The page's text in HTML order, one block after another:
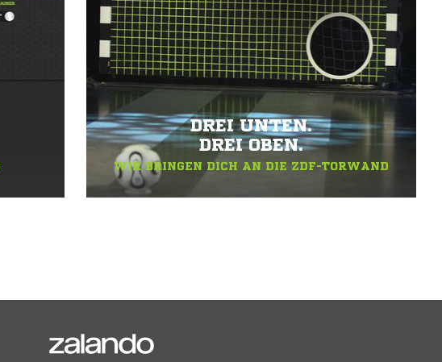
DREI UNTEN.
DREI OBEN.
WIR BRINGEN DICH AN DIE ZDF-TORWAND